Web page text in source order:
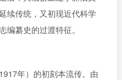
续传统，又初现近代科学
编纂史的过渡特征。
年）的初刻本流传。由